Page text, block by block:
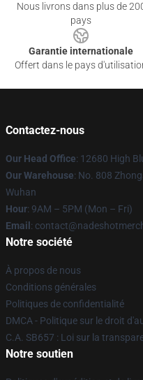
Nous livrons dans plus de
pays
Garantie internationale
Offert dans le pays
Contactez-nous
Our Head Office: 12680 High
Our Warehouse: No. 808
Wuhan
Hour: 9AM – 5PM (Mon – Fri)
Email :
Notre société
À propos de nous
Conditions générales
Politiques de confidentialité
DMCA - Politique sur le droit
C.A. SB657 : Loi sur la
Notre soutien